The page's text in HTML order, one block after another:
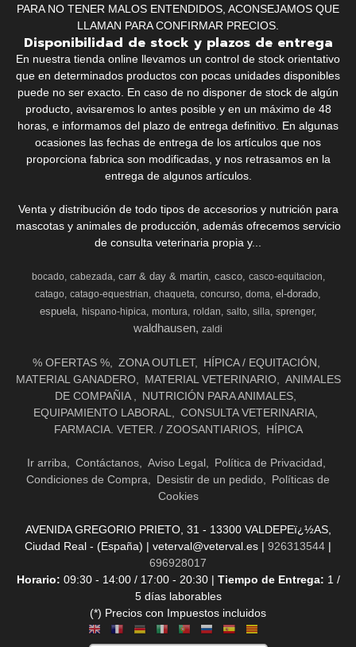
PARA NO TENER MALOS ENTENDIDOS, ACONSEJAMOS QUE
LLAMAN PARA CONFIRMAR PRECIOS.
Disponibilidad de stock y plazos de entrega
En nuestra tienda online llevamos un control de stock orientativo
que en determinados productos con pocas unidades disponibles
puede no ser exacto. En caso de no disponer de stock de algún
producto, avisaremos lo antes posible y en un máximo de 48
horas, e informamos del plazo de entrega definitivo. En algunas
ocasiones las fechas de entrega de los artículos que nos
proporciona fabrica son modificadas, y nos retrasamos en la
entrega de algunos artículos.
Venta y distribución de todo tipos de accesorios y nutrición para
mascotas y animales de producción, además ofrecemos servicio
de consulta veterinaria propia y...
bocado cabezada carr & day & martin casco
casco-equitacion
catago catago-equestrian chaqueta concurso doma el-dorado
espuela
hispano-hipica montura roldan salto silla sprenger
waldhausen zaldi
% OFERTAS % ZONA OUTLET
HÍPICA / EQUITACIÓN
MATERIAL GANADERO
MATERIAL VETERINARIO
ANIMALES
DE COMPAÑIA
NUTRICIÓN PARA ANIMALES
EQUIPAMIENTO LABORAL
CONSULTA VETERINARIA
FARMACIA. VETER. / ZOOSANTIARIOS
HÍPICA
Ir arriba Contáctanos Aviso Legal
Política de Privacidad
Condiciones de Compra
Desistir de un pedido
Políticas de
Cookies
AVENIDA GREGORIO PRIETO, 31 - 13300 VALDEPEï¿½AS,
Ciudad Real - (España) | veterval@veterval.es | 926313544 |
696928017
Horario: 09:30 - 14:00 / 17:00 - 20:30 | Tiempo de Entrega: 1 /
5 días laborables
(*) Precios con Impuestos incluidos